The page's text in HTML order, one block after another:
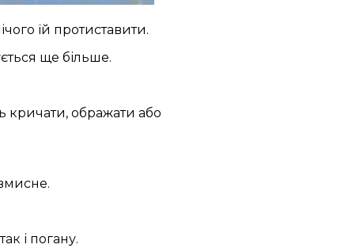
їй протиставити.
ще більше.
кричати, ображати або
і погану.